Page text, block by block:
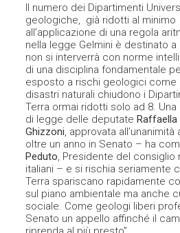
Il numero dei Dipartimenti
geologiche, già ridotti al minimo
all’applicazione di una regola
nella legge Gelmini è destinato
non si interverrà con norme
di una disciplina fondamentale
esposto a rischi geologici come
disastri naturali chiudono i
Terra ormai ridotti solo ad 8.
di legge delle deputateRaffaella
Ghizzoni , approvata
oltre un anno in Senato – ha
Peduto , Presidente del
italiani – e si rischia seriamente
Terra spariscano rapidamente
sul piano ambientale ma anche
sociale. Come geologi liberi
Senato un appello affinché il